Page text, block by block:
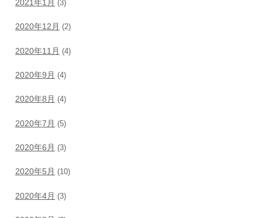
2021年1月 (3)
2020年12月 (2)
2020年11月 (4)
2020年9月 (4)
2020年8月 (4)
2020年7月 (5)
2020年6月 (3)
2020年5月 (10)
2020年4月 (3)